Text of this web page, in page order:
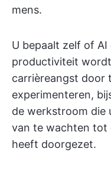
mens.
U bepaalt zelf of
productiviteit
carrièreangst door
experimenteren,
de werkstroom die
van te wachten tot
heeft doorgezet.